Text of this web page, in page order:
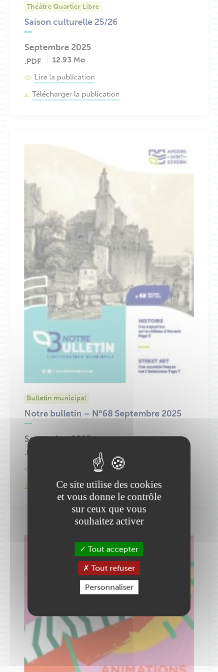
Théâtre Quartier Libre
Saison culturelle 25/26
Septembre 2025
.PDF 12.93 Mo
Lire la publication
Télécharger la publication
Bulletin municipal
Notre bulletin – N°68 Septembre 2025
Septembre 2025
.PDF
Lire la publication
Télécharger la publication
Ce site utilise des cookies
et vous donne le contrôle
sur ceux que vous
souhaitez activer
Tout accepter
Tout refuser
Personnaliser